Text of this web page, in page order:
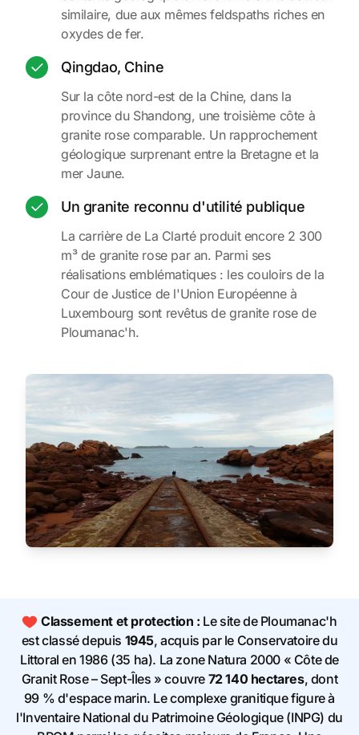
similaire, due aux mêmes feldspaths riches en
oxydes de fer.
Qingdao, Chine
Sur la côte nord-est de la Chine, dans la
province du Shandong, une troisième côte à
granite rose comparable. Un rapprochement
géologique surprenant entre la Bretagne et la
mer Jaune.
Un granite reconnu d'utilité publique
La carrière de La Clarté produit encore 2 300
m³ de granite rose par an. Parmi ses
réalisations emblématiques : les couloirs de la
Cour de Justice de l'Union Européenne à
Luxembourg sont revêtus de granite rose de
Ploumanac'h.
Classement et protection : Le site de Ploumanac'h
est classé depuis 1945, acquis par le Conservatoire du
Littoral en 1986 (35 ha). La zone Natura 2000 « Côte de
Granit Rose – Sept-Îles » couvre 72 140 hectares, dont
99 % d'espace marin. Le complexe granitique figure à
l'Inventaire National du Patrimoine Géologique (INPG) du